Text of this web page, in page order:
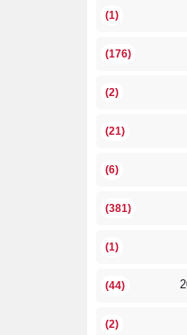
(1)
(176)
(2)
(21)
(6)
(381)
(1)
(44)
(2)